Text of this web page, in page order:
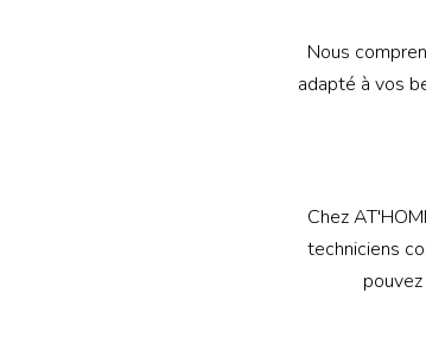
Nous
adapté à vos
Chez
techniciens